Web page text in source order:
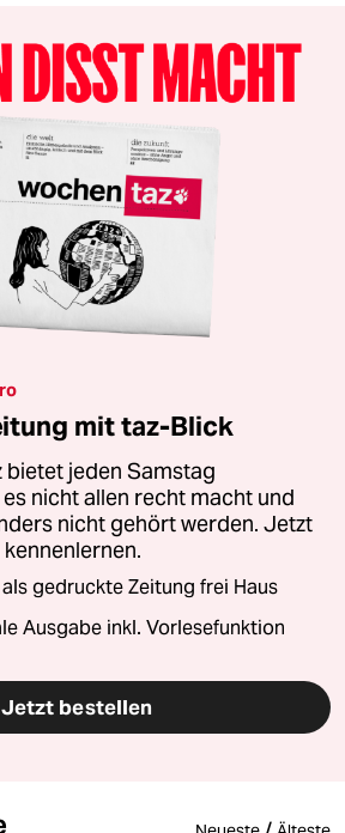
mit taz-Blick
bietet jeden Samstag
nicht allen recht macht und
nicht gehört werden. Jetzt
gedruckte Zeitung frei Haus
Ausgabe inkl. Vorlesefunktion
Jetzt bestellen